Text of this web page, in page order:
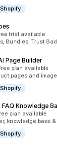
recenzji: 54
trial available
Bundles, Trust
Page Builder
recenzji: 153
plan available
pages and
Knowledge
recenzji: 45
plan available
knowledge base